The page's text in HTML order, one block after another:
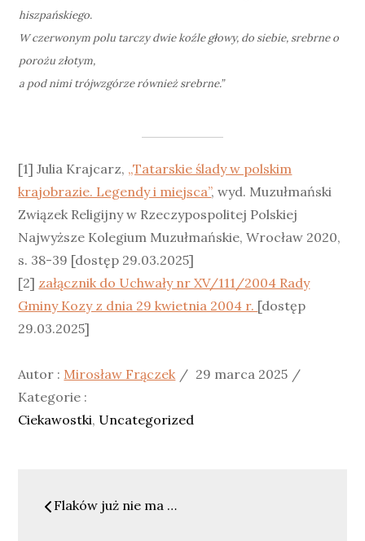
hiszpańskiego.
W czerwonym polu tarczy dwie koźle głowy, do siebie, srebrne o
porożu złotym,
a pod nimi trójwzgórze również srebrne.”
[1] Julia Krajcarz, „Tatarskie ślady w polskim
krajobrazie. Legendy i miejsca”, wyd. Muzułmański
Związek Religijny w Rzeczypospolitej Polskiej
Najwyższe Kolegium Muzułmańskie, Wrocław 2020,
s. 38-39 [dostęp 29.03.2025]
[2] załącznik do Uchwały nr XV/111/2004 Rady
Gminy Kozy z dnia 29 kwietnia 2004 r. [dostęp
29.03.2025]
Autor : Mirosław Frączek
Posted
29 marca 2025
Kategorie :
Ciekawostki Uncategorized
Nawigacja
Flaków już nie ma …